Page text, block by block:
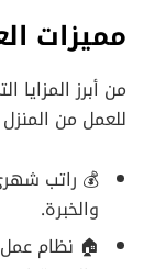
مميزات
من أبرز
للعمل من
💰 راتب
والخبرة.